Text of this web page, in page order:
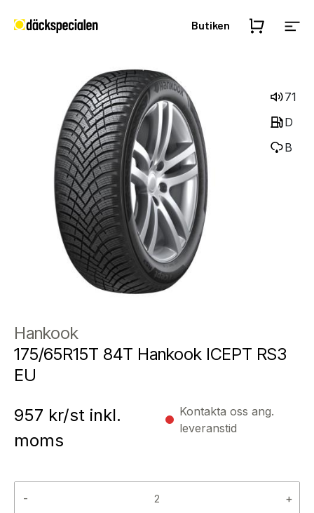
Butiken
71
D
B
Hankook
175/65R15T 84T Hankook ICEPT RS3
EU
957 kr/st inkl.
moms
Kontakta oss ang.
leveranstid
- +